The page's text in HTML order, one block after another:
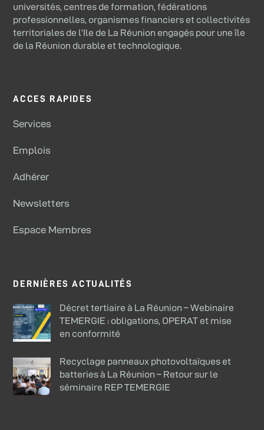
universités, centres de formation, fédérations
professionnelles, organismes financiers et collectivités
territoriales de l’Ile de La Réunion engagés pour une île
de la Réunion durable et technologique.
ACCES RAPIDES
Services
Emplois
Adhérer
Newsletters
Espace Membres
DERNIÈRES ACTUALITÉS
Décret tertiaire à La Réunion – Webinaire
TEMERGIE : obligations, OPERAT et mise
en conformité
Recyclage panneaux photovoltaïques et
batteries à La Réunion – Retour sur le
séminaire REP TEMERGIE